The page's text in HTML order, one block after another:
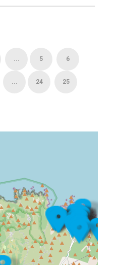
... 5 6
... 24 25